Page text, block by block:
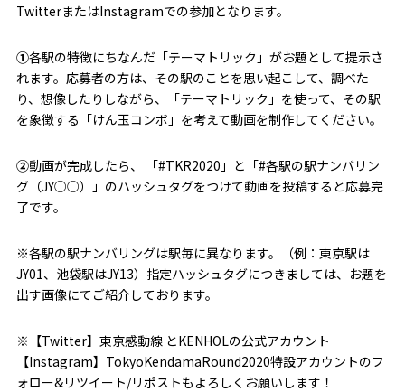
TwitterまたはInstagramでの参加となります。
①各駅の特徴にちなんだ「テーマトリック」がお題として提示さ
れます。応募者の方は、その駅のことを思い起こして、調べた
り、想像したりしながら、「テーマトリック」を使って、その駅
を象徴する「けん玉コンボ」を考えて動画を制作してください。
②動画が完成したら、 「#TKR2020」と「#各駅の駅ナンバリン
グ（JY○○）」のハッシュタグをつけて動画を投稿すると応募完
了です。
※各駅の駅ナンバリングは駅毎に異なります。（例：東京駅は
JY01、池袋駅はJY13）指定ハッシュタグにつきましては、お題を
出す画像にてご紹介しております。
※【Twitter】東京感動線 とKENHOLの公式アカウント
【Instagram】TokyoKendamaRound2020特設アカウントのフ
ォロー&リツイート/リポストもよろしくお願いします！